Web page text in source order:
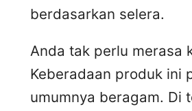
berdasarkan selera.
Anda tak perlu merasa
Keberadaan produk ini
umumnya beragam. Di